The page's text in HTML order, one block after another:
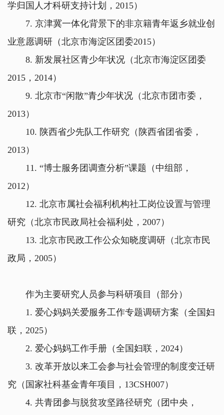
学归国人才科研支持计划，2015）
7. 京津冀一体化背景下的非京籍青年返乡就业创
业意愿调研（北京市海淀区团委2015）
8. 新发展社区青少年状况（北京市海淀区团委
2015，2014）
9. 北京市“闲散”青少年状况（北京市团市委，
2013）
10. 陕西省少先队工作研究（陕西省团省委，
2013）
11. “博士服务团调查分析”课题（中组部，
2012）
12. 北京市属社会福利机构社工岗位设置与管理
研究（北京市民政局社会福利处，2007）
13. 北京市民政工作公众知晓度调研（北京市民
政局，2005）
作为主要研究人员参与科研项目（部分）
1. 爱心妈妈关爱服务工作专题调研方案（全国妇
联，2025）
2. 爱心妈妈工作手册（全国妇联，2024）
3. 改革开放以来工会参与社会管理的制度变迁研
究（国家社科基金青年项目，13CSH007）
4. 共青团参与脱贫攻坚路径研究（团中央，